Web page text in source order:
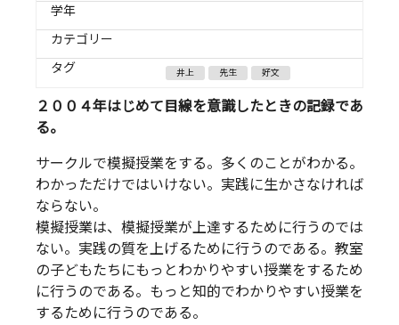
学年
カテゴリー
タグ
井上 先生 好文
２００４年はじめて目線を意識したときの記録であ
る。
サークルで模擬授業をする。多くのことがわかる。
わかっただけではいけない。実践に生かさなければ
ならない。
模擬授業は、模擬授業が上達するために行うのでは
ない。実践の質を上げるために行うのである。教室
の子どもたちにもっとわかりやすい授業をするため
に行うのである。もっと知的でわかりやすい授業を
するために行うのである。